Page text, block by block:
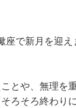
座で新月を迎
とや、無理を
ろそろ終わり